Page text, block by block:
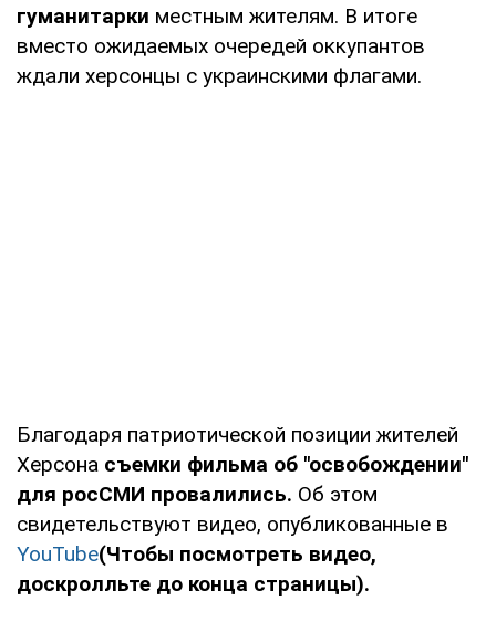
гуманитарки местным жителям. В итоге
вместо ожидаемых очередей оккупантов
ждали херсонцы с украинскими флагами.
Благодаря патриотической позиции жителей
Херсона съемки фильма об "освобождении"
для росСМИ провалились. Об этом
свидетельствуют видео, опубликованные в
YouTube(Чтобы посмотреть видео,
доскролльте до конца страницы).